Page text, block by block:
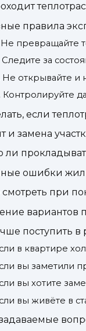
правила
Не превращайте
Следите за
Не открывайте и
Контролируйте
если
и замена
ли
ошибки
смотреть при
вариантов
поступить в
в квартире
вы заметили
вы хотите
вы живёте в